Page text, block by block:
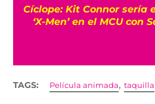
Cíclope: Kit Connor sería
‘X-Men’ en el MCU con
TAGS: Película animada,taquilla